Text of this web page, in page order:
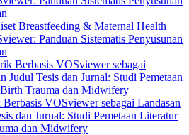
Breastfeeding & Maternal Health
Panduan Sistematis Penyusunan
VOSviewer sebagai Landasan
dan Jurnal: Studi Pemetaan Literatur
dan Midwifery